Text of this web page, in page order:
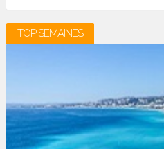
TOP SEMAINES